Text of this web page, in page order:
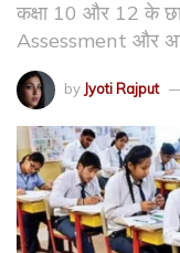
कक्षा 10 और 12 के
Assessment और
by Jyoti Rajput